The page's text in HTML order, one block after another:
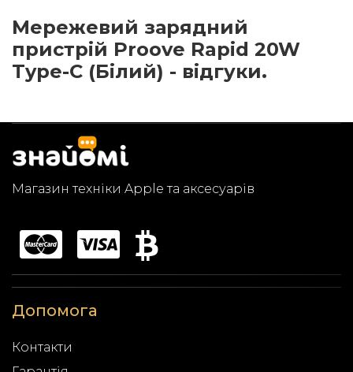
Мережевий зарядний
пристрій Proove Rapid 20W
Type-C (Білий) - відгуки.
Магазин техніки Apple та аксесуарів
Допомога
Контакти